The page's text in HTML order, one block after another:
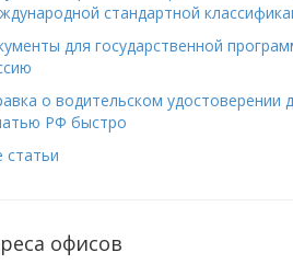
стандартной
для государственной
о водительском удостоверении
РФ быстро
статьи
офисов